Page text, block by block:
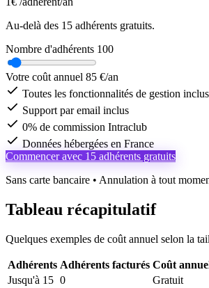
Au-delà des 15 adhérents gratuits.
Nombre d'adhérents 100
Votre coût annuel 85 €/an
Toutes les fonctionnalités de gestion
Support par email inclus
0% de commission Intraclub
Données hébergées en France
Commencer avec 15 adhérents gratuits
Sans carte bancaire • Annulation à tout
Tableau récapitulatif
Quelques exemples de coût annuel selon la
Adhérents Adhérents facturés Coût
Jusqu'à 15 0
Gratuit